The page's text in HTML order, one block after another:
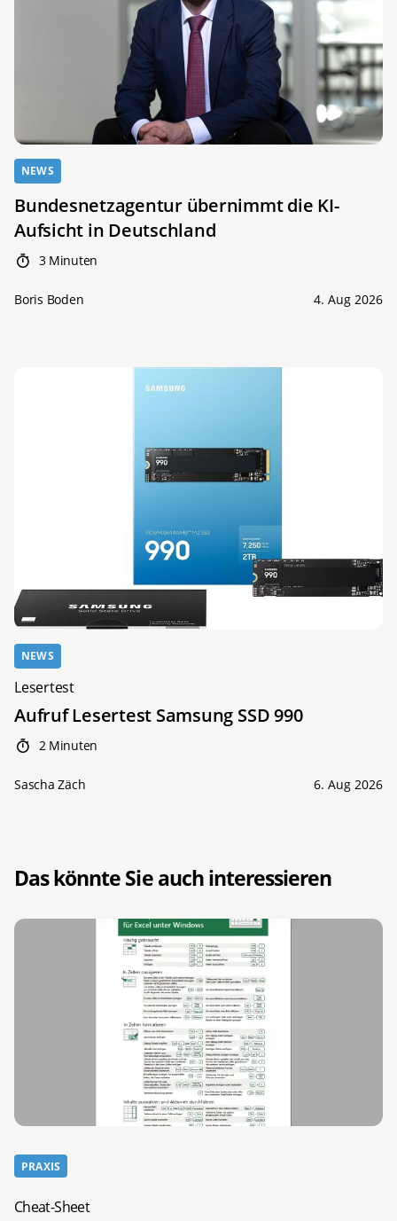
NEWS
Bundesnetzagentur übernimmt die KI-
Aufsicht in Deutschland
3 Minuten
Boris Boden 4. Aug 2026
NEWS
Lesertest
Aufruf Lesertest Samsung SSD 990
2 Minuten
Sascha Zäch 6. Aug 2026
Das könnte Sie auch interessieren
PRAXIS
Cheat-Sheet